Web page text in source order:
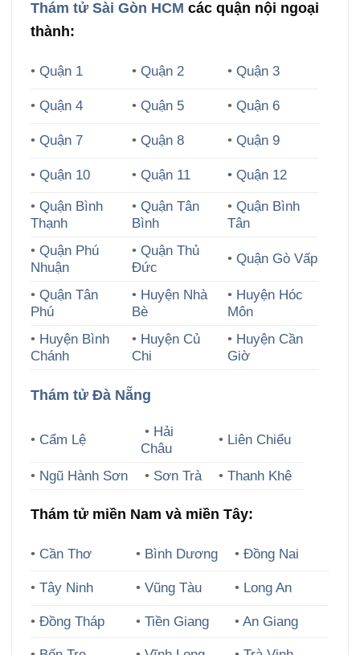
Thám tử Sài Gòn HCM các quận nội ngoại
thành:
• Quận 1 • Quận 2 • Quận 3
•Quận 4 • Quận 5 •Quận 6
•Quận 7 • Quận 8 • Quận 9
•Quận 10 • Quận 11 • Quận 12
•Quận Bình
Thạnh
• Quận Tân
Bình
• Quận Bình
Tân
•Quận Phú
Nhuận
• Quận Thủ
Đức
•Quận Gò Vấp
•Quận Tân
Phú
• Huyện Nhà
Bè
• Huyện Hóc
Môn
• Huyện Bình
Chánh
• Huyện Củ
Chi
• Huyện Cần
Giờ
Thám tử Đà Nẵng
• Cẩm Lệ
• Hải
Châu
• Liên Chiểu
• Ngũ Hành Sơn • Sơn Trà • Thanh Khê
Thám tử miền Nam và miền Tây:
• Cần Thơ • Bình Dương • Đồng Nai
•Tây Ninh • Vũng Tàu • Long An
•Đồng Tháp •Tiền Giang • An Giang